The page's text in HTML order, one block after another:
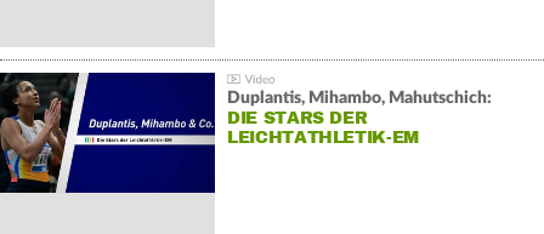
Duplantis, Mihambo, Mahutschich:
DIE STARS DER
LEICHTATHLETIK-EM